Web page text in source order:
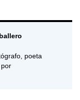
poeta